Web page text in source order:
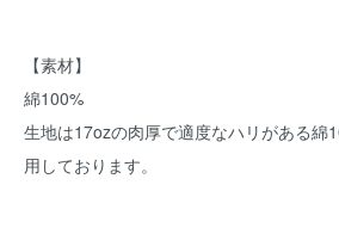
【素材】
綿100%
生地は17ozの肉厚で適度なハリがある綿
用しております。